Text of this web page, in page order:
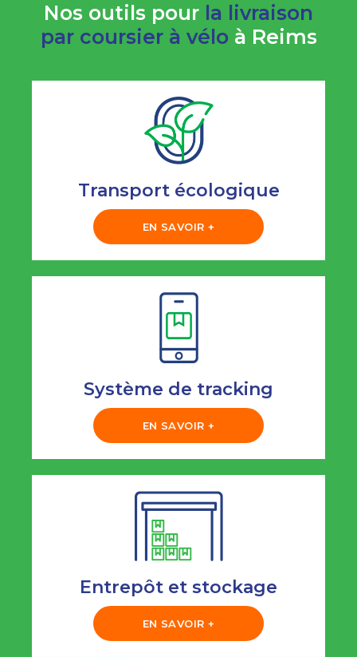
Nos outils pour la livraison
par coursier à vélo à Reims
Transport écologique
EN SAVOIR +
Système de tracking
EN SAVOIR +
Entrepôt et stockage
EN SAVOIR +